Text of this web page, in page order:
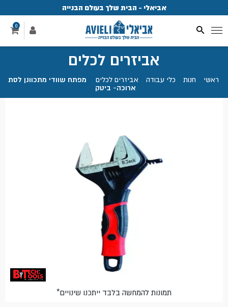
אביאלי - הבית שלך בעולם הבנייה
0
אביזרים לכלים
ראשי חנות כלי עבודה אביזרים לכלים
מפתח שוודי מתכוונן לסת
ארוכה- ביטק
*תמונות להמחשה בלבד ייתכנו שינויים